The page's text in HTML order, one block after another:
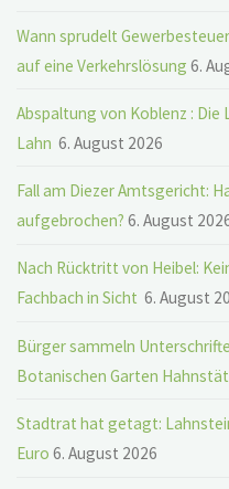
Wann sprudelt
auf eine Verkehrslösung 6.
Abspaltung von Koblenz :
Lahn 6. August 2026
Fall am Diezer Amtsgericht:
aufgebrochen? 6. August
Nach Rücktritt von Heibel:
Fachbach in Sicht 6. August
Bürger sammeln
Botanischen Garten
Stadtrat hat getagt:
Euro 6. August 2026